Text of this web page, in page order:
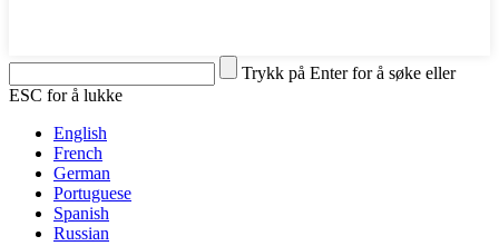
Trykk på Enter for å søke eller
ESC for å lukke
English
French
German
Portuguese
Spanish
Russian